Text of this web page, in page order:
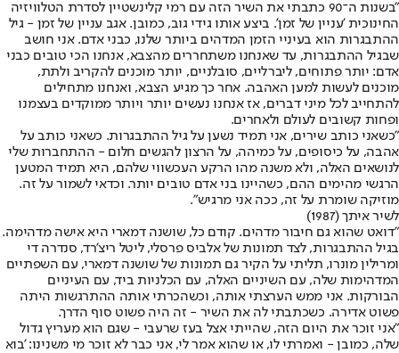
"בשנות ה־90 כתבתי את השיר הזה עם רמי קלינשטיין לסדרת הטלוויזיה
החינוכית 'עניין של זמן'. ביצע אותו גידי גוב, כמובן. אגב עניין של זמן - גיל
ההתבגרות הוא בעיניי הזמן המדהים ביותר שלנו, כבני אדם. אני חושב
שבגיל ההתבגרות, עד שאנחנו משתחררים מהצבא, אנחנו הכי טובים כבני
אדם: יותר פתוחים, ליברליים, סובלניים, יותר מוכנים להקריב ולתת,
מוכנים לעשות למען האהבה. אחר כך מגיע הצבא, ואנחנו מתחילים
להתחייב לכל מיני דברים, אז אנחנו נעשים יותר ויותר ממוקדים בעצמנו
ופחות קשובים לעולם ולאחרים.
"כשאני כותב שירים, אני תמיד נשען על גיל ההתבגרות. כשאני כותב על
אהבה, על כיסופים, על כמיהה, על הרצון להגשים חלום - ההתחברות שלי
לנושאים האלה, ולא משנה מהו הרקע העכשווי שלהם, היא תמיד המטען
הרגשי מהימים ההם, כשהיינו בני אדם טובים יותר. וכדאי לשמור על זה.
מוזיקה שומרת על זה, ככה אני מרגיש".
לשיר איתך (1987)
"דואט שהוא גם חיבור מדהים. קודם כל, שושנה דמארי היא אישה מדהימה.
בגיל ההתבגרות, לצד תמונות של אלביס פרסלי, ליטל ריצ'רד, סנדרה די
ומרילין מונרו, תליתי על הקיר גם תמונות של שושנה דמארי, עם השפתיים
המדהימות שלה, עם השיניים האלה, עם הכלניות ביד, עם העיניים
הבורקות. אני ממש הערצתי אותה, וכשהכרתי אותה ההתרגשות היתה
פשוט אדירה. כשכתבתי לה את השיר - זה היה פשוט סוף הדרך.
"אני זוכר את היום הזה, שהייתי אצל בעז שרעבי - שגם הוא מעריץ גדול
שלה, כמובן - ואמרתי לו, או שהוא אמר לי, אני כבר לא זוכר מי משנינו: 'בוא